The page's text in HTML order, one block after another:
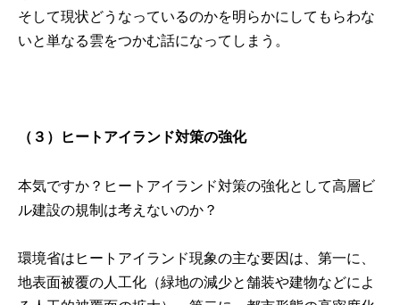
そして現状どうなっているのかを明らかにしてもらわな
いと単なる雲をつかむ話になってしまう。
（３）ヒートアイランド対策の強化
本気ですか？ヒートアイランド対策の強化として高層ビ
ル建設の規制は考えないのか？
環境省はヒートアイランド現象の主な要因は、第一に、
地表面被覆の人工化（緑地の減少と舗装や建物などによ